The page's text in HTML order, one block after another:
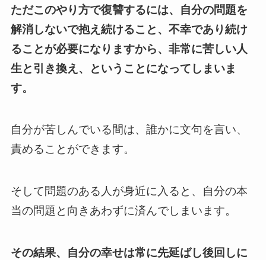
ただこのやり方で復讐するには、自分の問題を
解消しないで抱え続けること、不幸であり続け
ることが必要になりますから、非常に苦しい人
生と引き換え、ということになってしまいま
す。
自分が苦しんでいる間は、誰かに文句を言い、
責めることができます。
そして問題のある人が身近に入ると、自分の本
当の問題と向きあわずに済んでしまいます。
その結果、自分の幸せは常に先延ばし後回しに